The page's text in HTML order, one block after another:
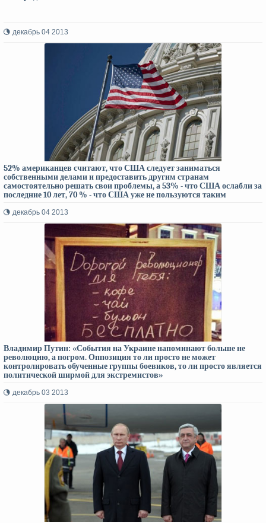
декабрь 04 2013
52% американцев считают, что США следует заниматься
собственными делами и предоставить другим странам
самостоятельно решать свои проблемы, а 53% - что США ослабли за
последние 10 лет, 70 % - что США уже не пользуются таким
декабрь 04 2013
Владимир Путин: «События на Украине напоминают больше не
революцию, а погром. Оппозиция то ли просто не может
контролировать обученные группы боевиков, то ли просто является
политической ширмой для экстремистов»
декабрь 03 2013